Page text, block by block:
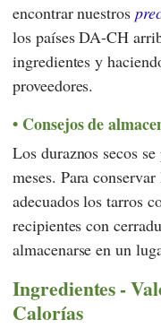
encontrar nuestros
los países DA-CH
ingredientes y
proveedores.
Consejos de
Los duraznos secos
meses. Para
adecuados los tarros
recipientes con
almacenarse en un
Ingredientes -
Calorías